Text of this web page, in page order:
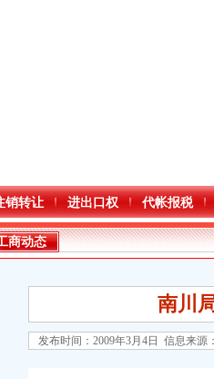
销转让 进出口权 代帐报税
)
商动态
南川
发布时间：2009年3月4日 信息来源：